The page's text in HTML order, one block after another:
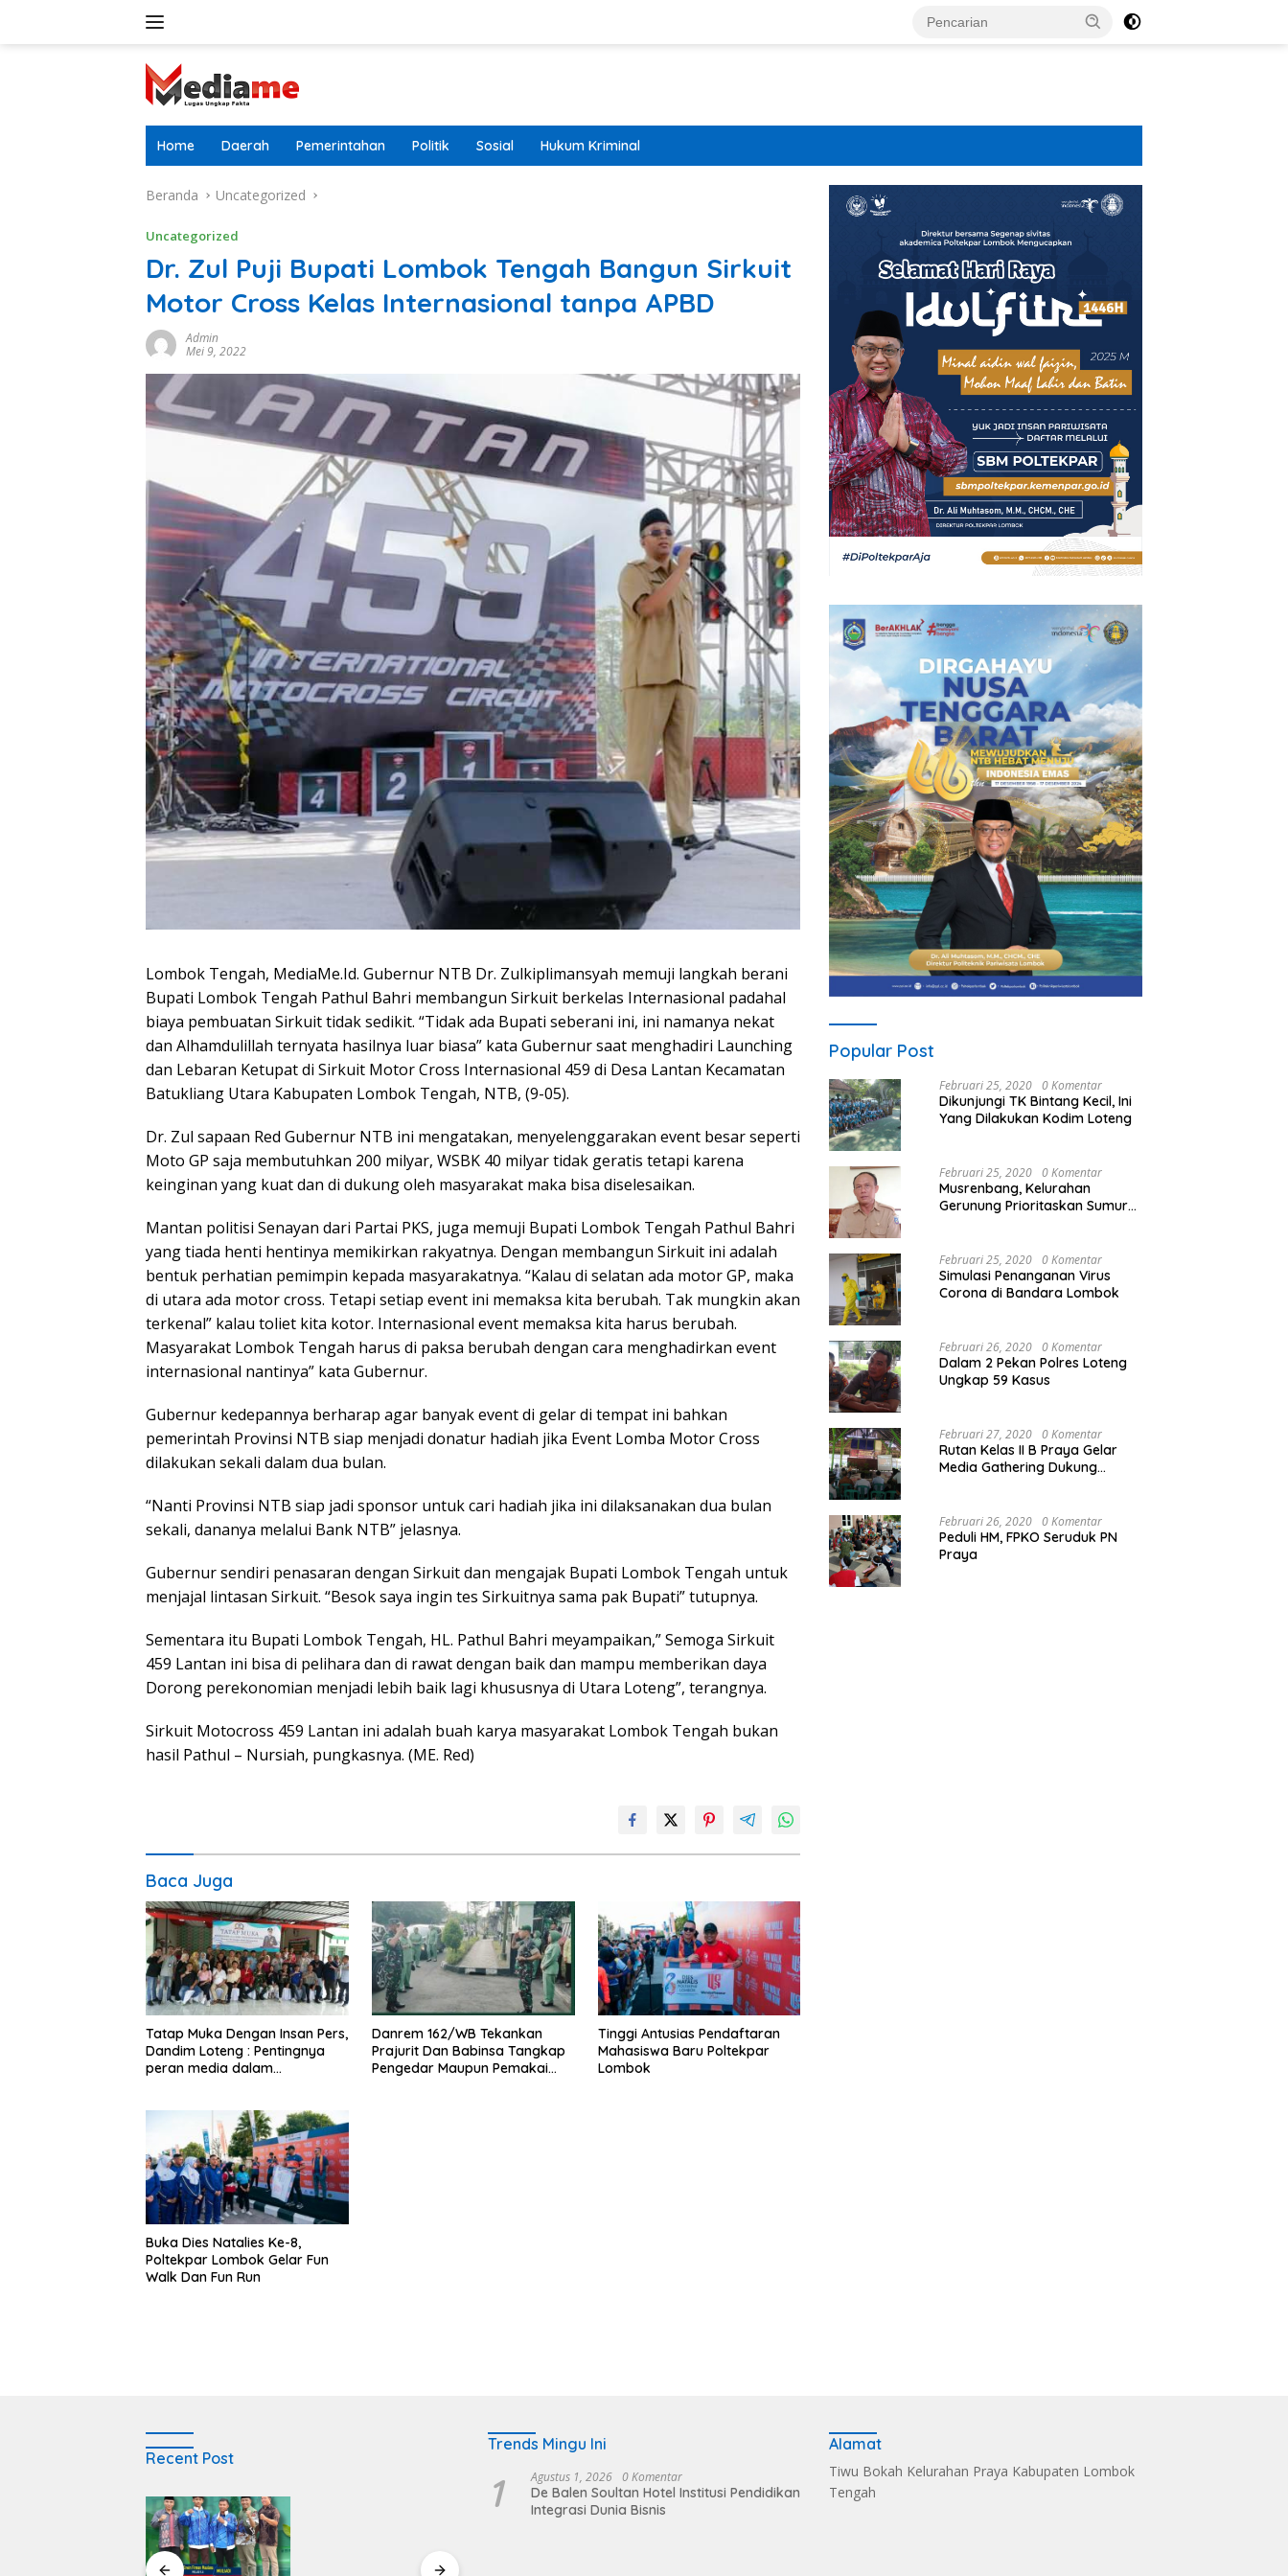
Home Daerah Pemerintahan Politik Sosial Hukum Kriminal
Beranda Uncategorized
Uncategorized
Dr. Zul Puji Bupati Lombok Tengah Bangun Sirkuit
Motor Cross Kelas Internasional tanpa APBD
Admin
Mei 9, 2022
Lombok Tengah, MediaMe.Id. Gubernur NTB Dr. Zulkiplimansyah memuji langkah berani
Bupati Lombok Tengah Pathul Bahri membangun Sirkuit berkelas Internasional padahal
biaya pembuatan Sirkuit tidak sedikit. “Tidak ada Bupati seberani ini, ini namanya nekat
dan Alhamdulillah ternyata hasilnya luar biasa” kata Gubernur saat menghadiri Launching
dan Lebaran Ketupat di Sirkuit Motor Cross Internasional 459 di Desa Lantan Kecamatan
Batukliang Utara Kabupaten Lombok Tengah, NTB, (9-05).
Dr. Zul sapaan Red Gubernur NTB ini mengatakan, menyelenggarakan event besar seperti
Moto GP saja membutuhkan 200 milyar, WSBK 40 milyar tidak geratis tetapi karena
keinginan yang kuat dan di dukung oleh masyarakat maka bisa diselesaikan.
Mantan politisi Senayan dari Partai PKS, juga memuji Bupati Lombok Tengah Pathul Bahri
yang tiada henti hentinya memikirkan rakyatnya. Dengan membangun Sirkuit ini adalah
bentuk perhatian pemimpin kepada masyarakatnya. “Kalau di selatan ada motor GP, maka
di utara ada motor cross. Tetapi setiap event ini memaksa kita berubah. Tak mungkin akan
terkenal” kalau toliet kita kotor. Internasional event memaksa kita harus berubah.
Masyarakat Lombok Tengah harus di paksa berubah dengan cara menghadirkan event
internasional nantinya” kata Gubernur.
Gubernur kedepannya berharap agar banyak event di gelar di tempat ini bahkan
pemerintah Provinsi NTB siap menjadi donatur hadiah jika Event Lomba Motor Cross
dilakukan sekali dalam dua bulan.
“Nanti Provinsi NTB siap jadi sponsor untuk cari hadiah jika ini dilaksanakan dua bulan
sekali, dananya melalui Bank NTB” jelasnya.
Gubernur sendiri penasaran dengan Sirkuit dan mengajak Bupati Lombok Tengah untuk
menjajal lintasan Sirkuit. “Besok saya ingin tes Sirkuitnya sama pak Bupati” tutupnya.
Sementara itu Bupati Lombok Tengah, HL. Pathul Bahri meyampaikan,” Semoga Sirkuit
459 Lantan ini bisa di pelihara dan di rawat dengan baik dan mampu memberikan daya
Dorong perekonomian menjadi lebih baik lagi khususnya di Utara Loteng”, terangnya.
Sirkuit Motocross 459 Lantan ini adalah buah karya masyarakat Lombok Tengah bukan
hasil Pathul – Nursiah, pungkasnya. (ME. Red)
Baca Juga
Tatap Muka Dengan Insan Pers,
Dandim Loteng : Pentingnya
peran media dalam
Danrem 162/WB Tekankan
Prajurit Dan Babinsa Tangkap
Pengedar Maupun Pemakai
Tinggi Antusias Pendaftaran
Mahasiswa Baru Poltekpar
Lombok
Buka Dies Natalies Ke-8,
Poltekpar Lombok Gelar Fun
Walk Dan Fun Run
Popular Post
Februari 25, 2020 0 Komentar
Dikunjungi TK Bintang Kecil, Ini
Yang Dilakukan Kodim Loteng
Februari 25, 2020 0 Komentar
Musrenbang, Kelurahan
Gerunung Prioritaskan Sumur
Februari 25, 2020 0 Komentar
Simulasi Penanganan Virus
Corona di Bandara Lombok
Februari 26, 2020 0 Komentar
Dalam 2 Pekan Polres Loteng
Ungkap 59 Kasus
Februari 27, 2020 0 Komentar
Rutan Kelas II B Praya Gelar
Media Gathering Dukung
Februari 26, 2020 0 Komentar
Peduli HM, FPKO Seruduk PN
Praya
Recent Post
Trends Mingu Ini
1 Agustus 1, 2026 0 Komentar
De Balen Soultan Hotel Institusi Pendidikan
Integrasi Dunia Bisnis
Alamat
Tiwu Bokah Kelurahan Praya Kabupaten Lombok
Tengah